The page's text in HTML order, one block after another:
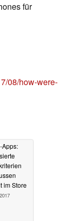
für
08/how-were-
Apps:
im Store